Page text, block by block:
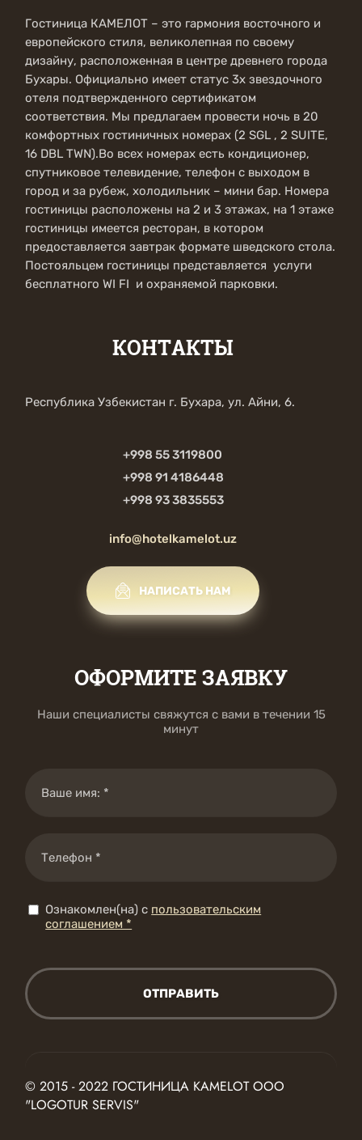
Гостиница КАМЕЛОТ – это гармония восточного и
европейского стиля, великолепная по своему
дизайну, расположенная в центре древнего города
Бухары. Официально имеет статус 3х звездочного
отеля подтвержденного сертификатом
соответствия. Мы предлагаем провести ночь в 20
комфортных гостиничных номерах (2 SGL , 2 SUITE,
16 DBL TWN).Во всех номерах есть кондиционер,
спутниковое телевидение, телефон с выходом в
город и за рубеж, холодильник – мини бар. Номера
гостиницы расположены на 2 и 3 этажах, на 1 этаже
гостиницы имеется ресторан, в котором
предоставляется завтрак формате шведского стола.
Постояльцем гостиницы представляется услуги
бесплатного WI FI и охраняемой парковки.
КОНТАКТЫ
Республика Узбекистан г. Бухара, ул. Айни, 6.
+998 55 3119800
+998 91 4186448
+998 93 3835553
info@hotelkamelot.uz
НАПИСАТЬ НАМ
ОФОРМИТЕ ЗАЯВКУ
Наши специалисты свяжутся с вами в течении 15
минут
Ознакомлен(на) с пользовательским
соглашением *
ОТПРАВИТЬ
© 2015 - 2022 ГОСТИНИЦА KAMELOT ООО
"LOGOTUR SERVIS"